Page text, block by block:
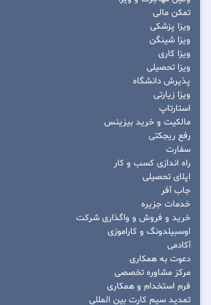
تمکن مالی
ویزا پزشکی
ویزا شینگن
ویزا کاری
ویزا تحصیلی
پذیرش دانشگاه
ویزا زیارتی
استارتاپ
مالکیت و خرید بیزینس
رفع ریجکتی
سفارت
راه اندازی کسب و کار
اپلای تحصیلی
جاب آفر
خدمات جزیره
خرید و فروش و واگذاری شرکت
اوسبیلدونگ و کاراموزی
آکادمی
دعوت به همکاری
مرکز مشاوره تخصصی
فرم استخدام و همکاری
تمدید سیم کارت بین المللی